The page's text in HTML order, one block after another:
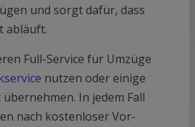
und sorgt dafür, dass
abläuft.
Full-Service für Umzüge
nutzen oder einige
In jedem Fall
nach kostenloser Vor-